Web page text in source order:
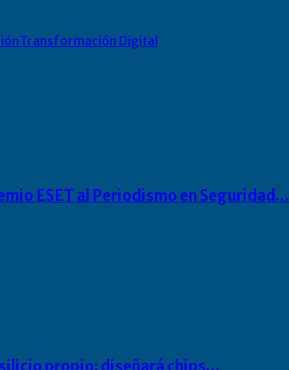
Transformación Digital
ESET al Periodismo en Seguridad…